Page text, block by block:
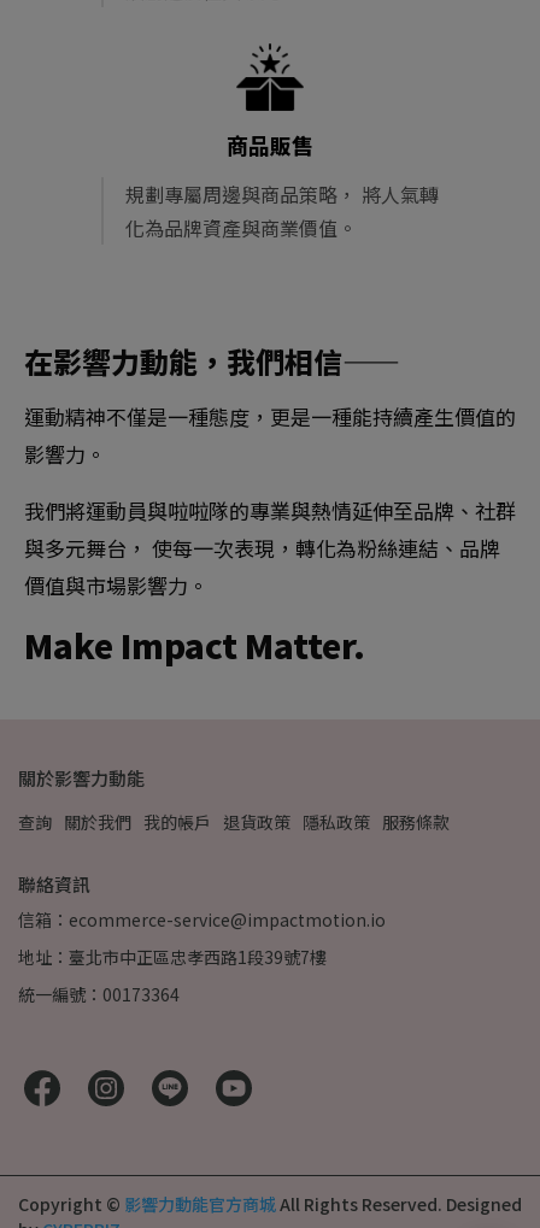
商品販售
規劃專屬周邊與商品策略， 將人氣轉
化為品牌資產與商業價值。
在影響力動能，我們相信——
運動精神不僅是一種態度，更是一種能持續產生價值的
影響力。
我們將運動員與啦啦隊的專業與熱情延伸至品牌、社群
與多元舞台， 使每一次表現，轉化為粉絲連結、品牌
價值與市場影響力。
Make Impact Matter.
關於影響力動能
查詢 關於我們 我的帳戶 退貨政策 隱私政策 服務條款
聯絡資訊
信箱：ecommerce-service@impactmotion.io
地址：臺北市中正區忠孝西路1段39號7樓
統一編號：00173364
Copyright © 影響力動能官方商城All Rights Reserved. Designed